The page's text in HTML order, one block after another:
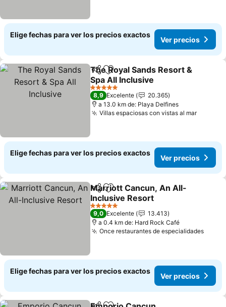
Elige fechas para ver los precios exactos
Ver precios
Compartir
Agregar a favoritos
The Royal Sands Resort &
Spa All Inclusive
5 Estrellas
8,9 Excelente
20.365
a 13.0 km de: Playa Delfines
Villas espaciosas con vistas al mar
Elige fechas para ver los precios exactos
Ver precios
CompartirAgregar a favoritos
Marriott Cancun, An All-
Inclusive Resort
5 Estrellas
9,0 Excelente
13.413
a 0.4 km de: Hard Rock Café
Once restaurantes de especialidades
Elige fechas para ver los precios exactos
Ver precios